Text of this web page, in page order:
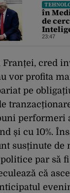
în
de
pentru
23:47
cred
vor profita
pe
performeri
și cu 10%.
susținute
par să
că